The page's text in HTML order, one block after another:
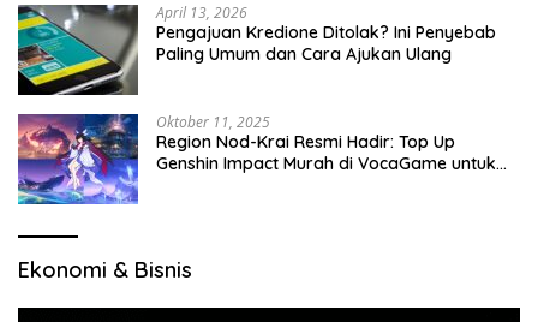
April 13, 2026
Pengajuan Kredione Ditolak? Ini Penyebab
Paling Umum dan Cara Ajukan Ulang
Oktober 11, 2025
Region Nod-Krai Resmi Hadir: Top Up
Genshin Impact Murah di VocaGame untuk
Ekonomi & Bisnis